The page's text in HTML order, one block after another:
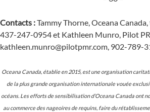
Contacts :Tammy Thorne, Oceana
437-247-0954 et Kathleen Munro, Pilot
kathleen.munro@pilotpmr.com, 902-789-
Oceana Canada, établie en 2015, est une organisation
de la plus grande organisation internationale vouée
océans. Les efforts de sensibilisation d’Oceana Canada ont
au commerce des nageoires de requins, faire du